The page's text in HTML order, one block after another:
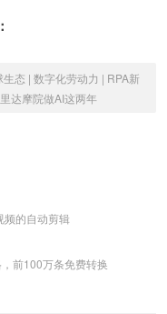
态 | 数字化劳动力 | RPA新
达摩院做AI这两年
的自动剪辑
前100万条免费转换